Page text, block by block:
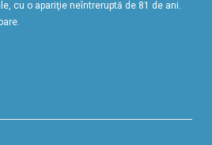
cu o apariţie neîntreruptă de 81 de ani.